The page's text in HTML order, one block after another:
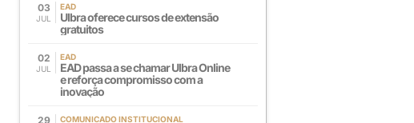
03
JUL
EAD
Ulbra oferece cursos de extensão
gratuitos
02
JUL
EAD
EAD passa a se chamar Ulbra Online
e reforça compromisso com a
inovação
29 COMUNICADO INSTITUCIONAL